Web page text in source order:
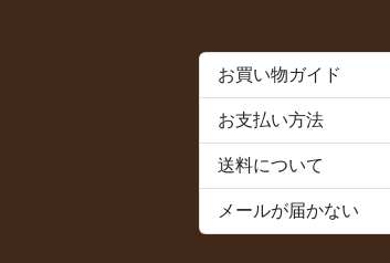
お買い物ガイド
お支払い方法
送料について
メールが届かない